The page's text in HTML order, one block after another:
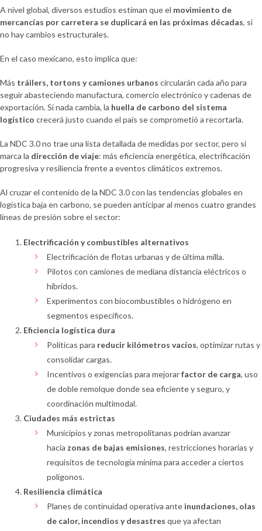
A nivel global, diversos estudios estiman que el movimiento de
mercancías por carretera se duplicará en las próximas décadas, si
no hay cambios estructurales.
En el caso mexicano, esto implica que:
Más tráilers, tortons y camiones urbanos circularán cada año para
seguir abasteciendo manufactura, comercio electrónico y cadenas de
exportación. Si nada cambia, la huella de carbono del sistema
logístico crecerá justo cuando el país se comprometió a recortarla.
La NDC 3.0 no trae una lista detallada de medidas por sector, pero sí
marca la dirección de viaje: más eficiencia energética, electrificación
progresiva y resiliencia frente a eventos climáticos extremos.
Al cruzar el contenido de la NDC 3.0 con las tendencias globales en
logística baja en carbono, se pueden anticipar al menos cuatro grandes
líneas de presión sobre el sector:
Electrificación y combustibles alternativos
Electrificación de flotas urbanas y de última milla.
Pilotos con camiones de mediana distancia eléctricos o
híbridos.
Experimentos con biocombustibles o hidrógeno en
segmentos específicos.
Eficiencia logística dura
Políticas para reducir kilómetros vacíos, optimizar rutas y
consolidar cargas.
Incentivos o exigencias para mejorarfactor de carga, uso
de doble remolque donde sea eficiente y seguro, y
coordinación multimodal.
Ciudades más estrictas
Municipios y zonas metropolitanas podrían avanzar
hacia zonas de bajas emisiones, restricciones horarias y
requisitos de tecnología mínima para acceder a ciertos
polígonos.
Resiliencia climática
Planes de continuidad operativa ante inundaciones, olas
de calor, incendios y desastres que ya afectan